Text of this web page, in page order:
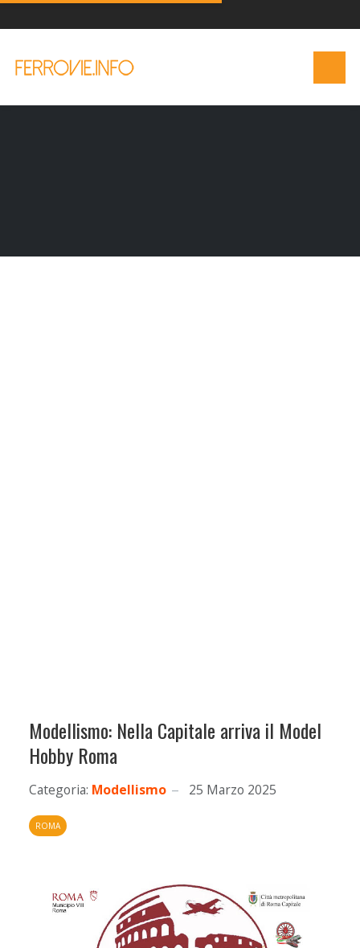
Modellismo: Nella Capitale arriva il Model
Hobby Roma
Categoria: Modellismo 25 Marzo 2025
ROMA